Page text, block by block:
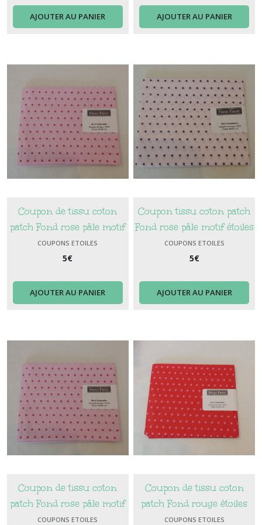
AJOUTER AU PANIER AJOUTER AU PANIER
Coupon de tissu coton
patch Fond rose pâle motif
Etoile rose fuschia
COUPONS ETOILES
5€
AJOUTER AU PANIER
Coupon tissu coton patch
Fond rose pâle motif étoiles
prunes
COUPONS ETOILES
5€
AJOUTER AU PANIER
Coupon de tissu coton
patch Fond rose pâle motif
Etoiles rose fuschia
COUPONS ETOILES
Coupon de tissu coton
patch Fond rouge étoiles
rose fuschia
COUPONS ETOILES